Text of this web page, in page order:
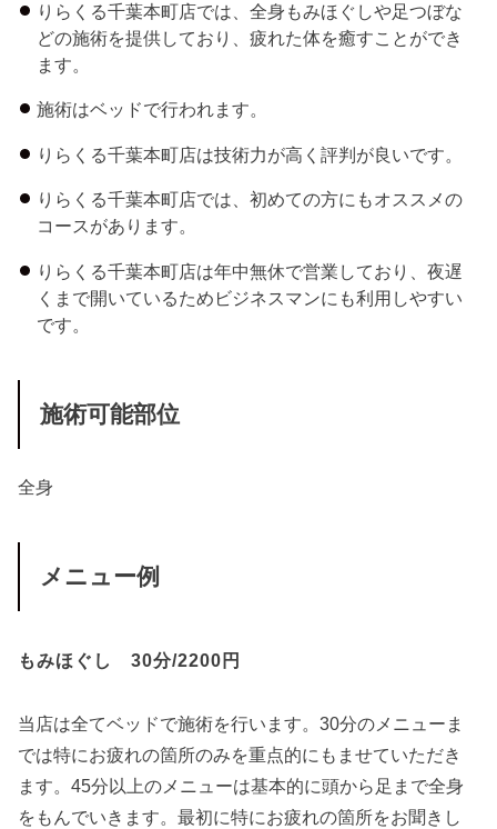
りらくる千葉本町店では、全身もみほぐしや足つぼな
どの施術を提供しており、疲れた体を癒すことができ
ます。
施術はベッドで行われます。
りらくる千葉本町店は技術力が高く評判が良いです。
りらくる千葉本町店では、初めての方にもオススメの
コースがあります。
りらくる千葉本町店は年中無休で営業しており、夜遅
くまで開いているためビジネスマンにも利用しやすい
です。
施術可能部位
全身
メニュー例
もみほぐし 30分/2200円
当店は全てベッドで施術を行います。30分のメニューま
では特にお疲れの箇所のみを重点的にもませていただき
ます。45分以上のメニューは基本的に頭から足まで全身
をもんでいきます。最初に特にお疲れの箇所をお聞きし